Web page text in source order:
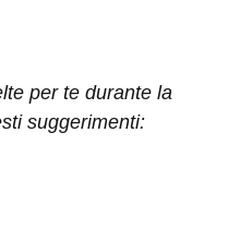
per te durante la
suggerimenti: